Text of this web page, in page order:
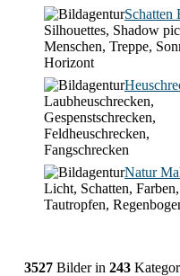
Schatten
Silhouettes, Shadow
Menschen, Treppe,
Horizont
Laubheuschrecken,
Gespenstschrecken,
Feldheuschrecken,
Fangschrecken
Natur
Licht, Schatten,
Tautropfen,
3527 Bilder in 243